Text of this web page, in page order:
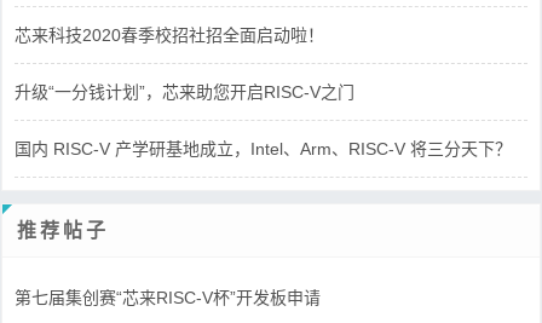
芯来科技2020春季校招社招全面启动啦！
升级“一分钱计划”，芯来助您开启RISC-V之门
国内 RISC-V 产学研基地成立，Intel、Arm、RISC-V 将三分天下？
推荐帖子
第七届集创赛“芯来RISC-V杯”开发板申请